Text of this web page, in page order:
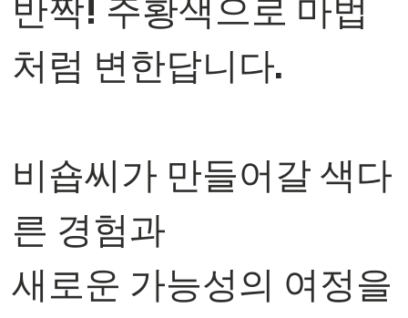
반짝! 주황색으로 마법
처럼 변한답니다.
비숍씨가 만들어갈 색다
른 경험과
새로운 가능성의 여정을